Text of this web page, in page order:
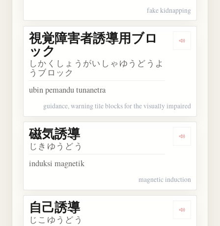
fake kidnapping
視覚障害者誘導用ブロ
ック
しかくしょうがいしゃゆうどうよ
うブロック
ubin pemandu tunanetra
guidance, warning tile blocks for the visually impaired
Dengarkan
磁気誘導
じきゆうどう
induksi magnetik
magnetic induction
Dengarkan
自己誘導
じこゆうどう